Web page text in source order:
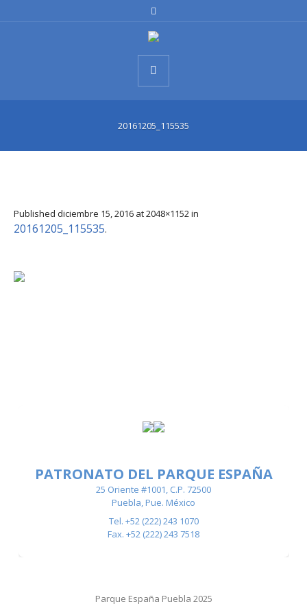
20161205_115535
Published diciembre 15, 2016 at 2048×1152 in
20161205_115535.
PATRONATO DEL PARQUE ESPAÑA
25 Oriente #1001, C.P. 72500
Puebla, Pue. México
Tel. +52 (222) 243 1070
Fax. +52 (222) 243 7518
Parque España Puebla 2025